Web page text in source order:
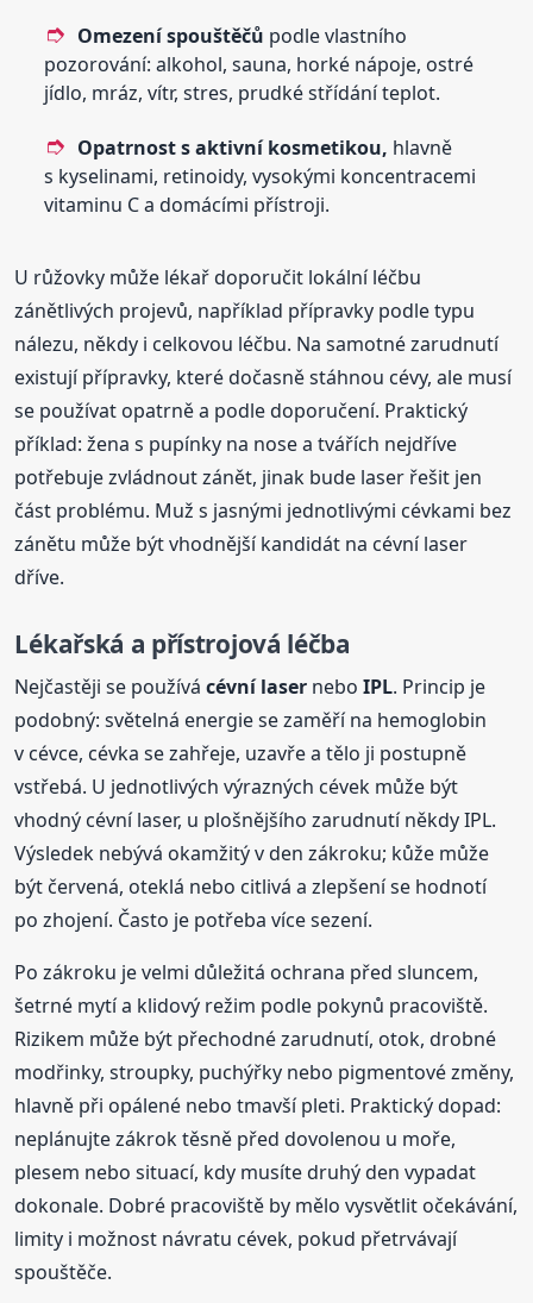
Omezení spouštěčů podle vlastního
pozorování: alkohol, sauna, horké nápoje, ostré
jídlo, mráz, vítr, stres, prudké střídání teplot.
Opatrnost s aktivní kosmetikou, hlavně
s kyselinami, retinoidy, vysokými koncentracemi
vitaminu C a domácími přístroji.
U růžovky může lékař doporučit lokální léčbu
zánětlivých projevů, například přípravky podle typu
nálezu, někdy i celkovou léčbu. Na samotné zarudnutí
existují přípravky, které dočasně stáhnou cévy, ale musí
se používat opatrně a podle doporučení. Praktický
příklad: žena s pupínky na nose a tvářích nejdříve
potřebuje zvládnout zánět, jinak bude laser řešit jen
část problému. Muž s jasnými jednotlivými cévkami bez
zánětu může být vhodnější kandidát na cévní laser
dříve.
Lékařská a přístrojová léčba
Nejčastěji se používácévní laser neboIPL. Princip je
podobný: světelná energie se zaměří na hemoglobin
v cévce, cévka se zahřeje, uzavře a tělo ji postupně
vstřebá. U jednotlivých výrazných cévek může být
vhodný cévní laser, u plošnějšího zarudnutí někdy IPL.
Výsledek nebývá okamžitý v den zákroku; kůže může
být červená, oteklá nebo citlivá a zlepšení se hodnotí
po zhojení. Často je potřeba více sezení.
Po zákroku je velmi důležitá ochrana před sluncem,
šetrné mytí a klidový režim podle pokynů pracoviště.
Rizikem může být přechodné zarudnutí, otok, drobné
modřinky, stroupky, puchýřky nebo pigmentové změny,
hlavně při opálené nebo tmavší pleti. Praktický dopad:
neplánujte zákrok těsně před dovolenou u moře,
plesem nebo situací, kdy musíte druhý den vypadat
dokonale. Dobré pracoviště by mělo vysvětlit očekávání,
limity i možnost návratu cévek, pokud přetrvávají
spouštěče.